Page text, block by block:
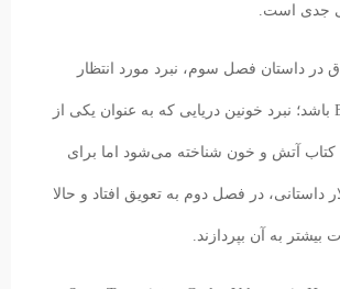
جدی است.
در داستان فصل سوم، نبرد مورد انتظار
Battle of the Gullet باشد؛ نبرد خونین دریایی که به عنوان یکی از
آتش و خون شناخته می‌شود اما برای
در فصل دوم به تعویق افتاد و حالا
بیشتر به آن بپردازند.